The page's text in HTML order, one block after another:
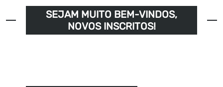
SEJAM MUITO BEM-VINDOS,
NOVOS INSCRITOS!